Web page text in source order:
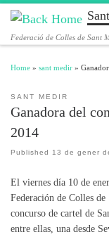
Skip to content
Federació de Colles de Sant
Home » sant medir »
SANT MEDIR
Ganadora del
2014
Published 13 de gener
El viernes día 10 de
Federación de Colles
concurso de cartel de
entre ellas, una desde